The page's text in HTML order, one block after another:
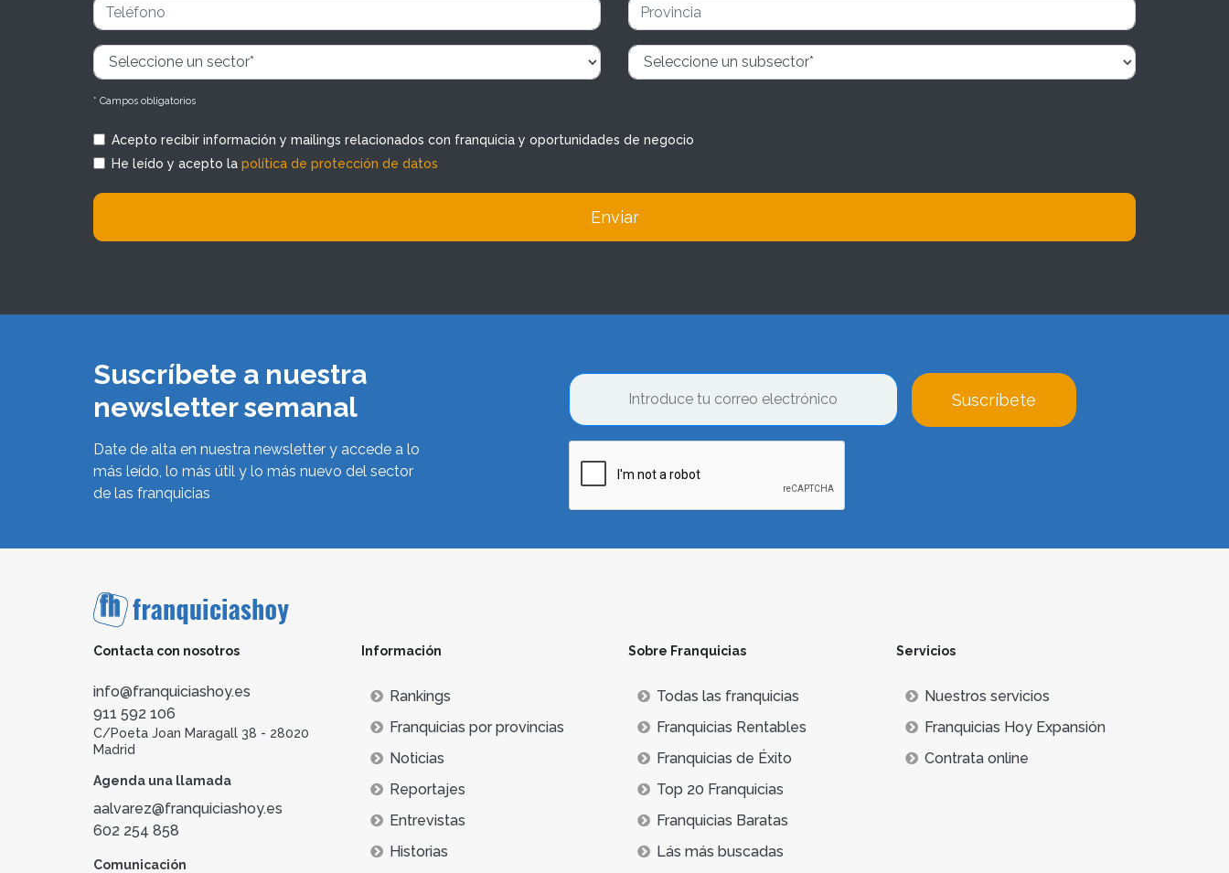
* Campos obligatorios
Acepto recibir información y mailings relacionados con franquicia y oportunidades de negocio
He leído y acepto la política de protección de datos
Enviar
Suscríbete a nuestra
newsletter semanal
Date de alta en nuestra newsletter y accede a lo
más leído, lo más útil y lo más nuevo del sector
de las franquicias
Suscríbete
Contacta con nosotros
info@franquiciashoy.es
911 592 106
C/Poeta Joan Maragall 38 - 28020
Madrid
Agenda una llamada
aalvarez@franquiciashoy.es
602 254 858
Comunicación
Información
Rankings
Franquicias por provincias
Noticias
Reportajes
Entrevistas
Historias
Sobre Franquicias
Todas las franquicias
Franquicias Rentables
Franquicias de Éxito
Top 20 Franquicias
Franquicias Baratas
Lás más buscadas
Servicios
Nuestros servicios
Franquicias Hoy Expansión
Contrata online